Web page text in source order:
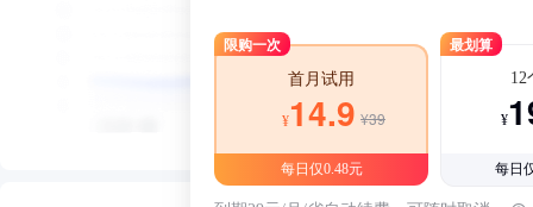
限购一次
首月试用
¥14.9 ¥39
每日仅0.48元
最划算
12
¥
每日